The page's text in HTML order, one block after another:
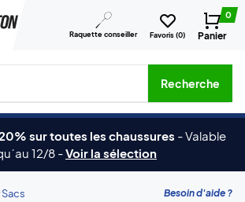
Raquette conseiller Favoris (0)
0
Panier
de produits, de marques, etc.
Recherche
sur toutes les chaussures -Valable
12/8 -Voir la sélection
Besoin d'aide ?